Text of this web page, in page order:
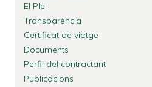
El Ple
Transparència
Certificat de viatge
Documents
Perfil del contractant
Publicacions